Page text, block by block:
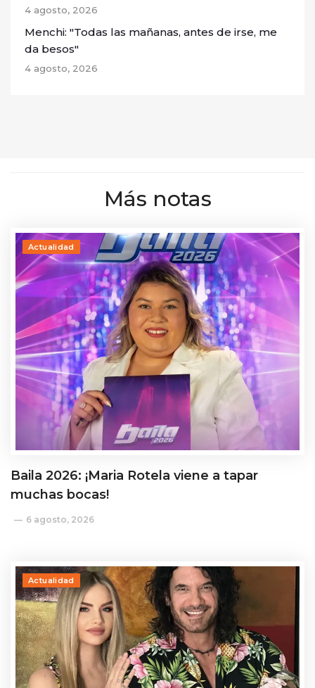
4 agosto, 2026
Menchi: "Todas las mañanas, antes de irse, me
da besos"
4 agosto, 2026
Más notas
Actualidad
Baila 2026: ¡Maria Rotela viene a tapar
muchas bocas!
6 agosto, 2026
Actualidad